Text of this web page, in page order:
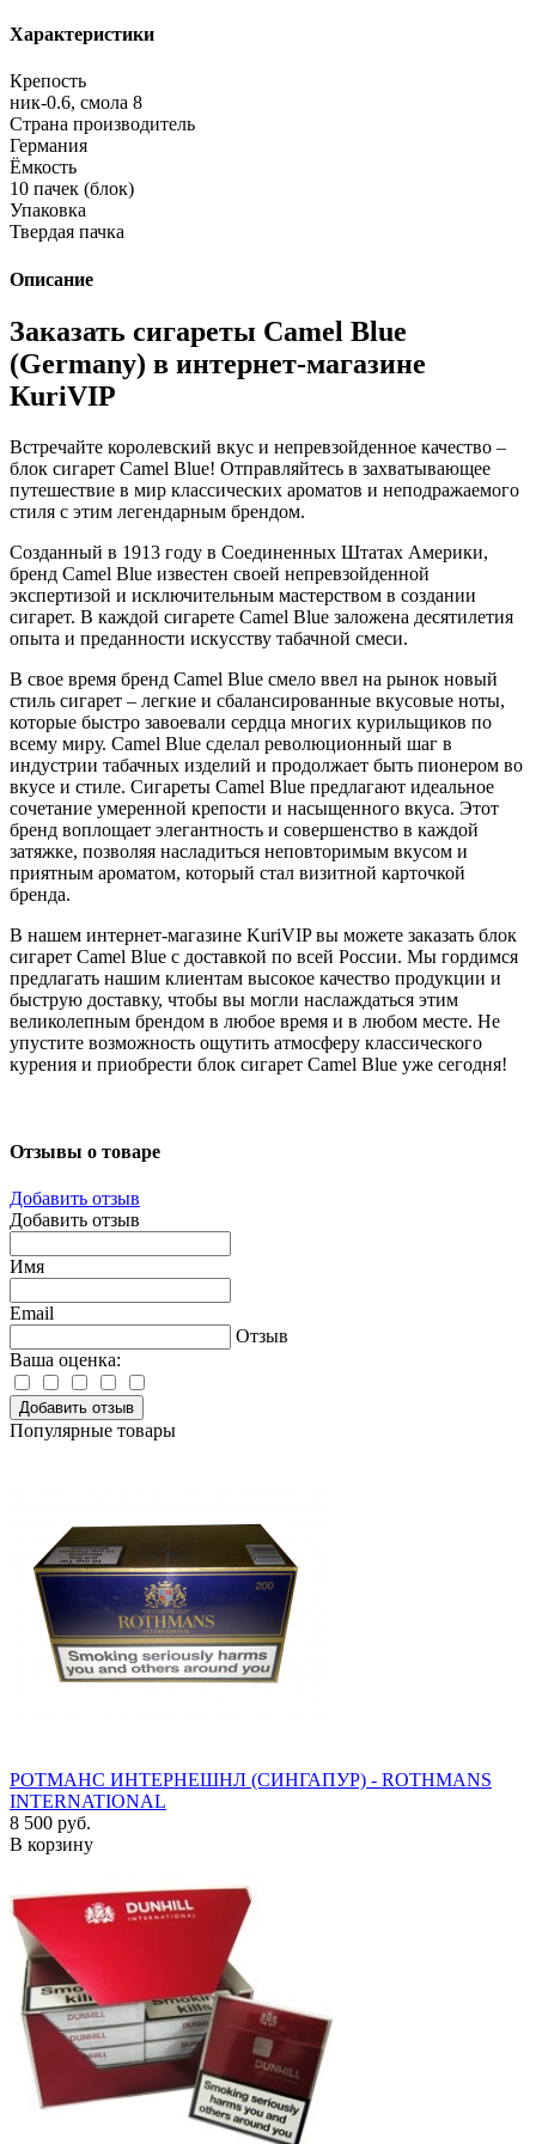
Характеристики
Крепость
ник-0.6, смола 8
Страна производитель
Германия
Ёмкость
10 пачек (блок)
Упаковка
Твердая пачка
Описание
Заказать сигареты Camel Blue
(Germany) в интернет-магазине
КuriVIP
Встречайте королевский вкус и непревзойденное качество –
блок сигарет Camel Blue! Отправляйтесь в захватывающее
путешествие в мир классических ароматов и неподражаемого
стиля с этим легендарным брендом.
Созданный в 1913 году в Соединенных Штатах Америки,
бренд Camel Blue известен своей непревзойденной
экспертизой и исключительным мастерством в создании
сигарет. В каждой сигарете Camel Blue заложена десятилетия
опыта и преданности искусству табачной смеси.
В свое время бренд Camel Blue смело ввел на рынок новый
стиль сигарет – легкие и сбалансированные вкусовые ноты,
которые быстро завоевали сердца многих курильщиков по
всему миру. Camel Blue сделал революционный шаг в
индустрии табачных изделий и продолжает быть пионером во
вкусе и стиле. Сигареты Camel Blue предлагают идеальное
сочетание умеренной крепости и насыщенного вкуса. Этот
бренд воплощает элегантность и совершенство в каждой
затяжке, позволяя насладиться неповторимым вкусом и
приятным ароматом, который стал визитной карточкой
бренда.
В нашем интернет-магазине KuriVIP вы можете заказать блок
сигарет Camel Blue с доставкой по всей России. Мы гордимся
предлагать нашим клиентам высокое качество продукции и
быструю доставку, чтобы вы могли наслаждаться этим
великолепным брендом в любое время и в любом месте. Не
упустите возможность ощутить атмосферу классического
курения и приобрести блок сигарет Camel Blue уже сегодня!
Отзывы о товаре
Добавить отзыв
Добавить отзыв
Имя
Email
Отзыв
Ваша оценка:
Добавить отзыв
Популярные товары
РОТМАНС ИНТЕРНЕШНЛ (СИНГАПУР) - ROTHMANS
INTERNATIONAL
8 500 руб.
В корзину